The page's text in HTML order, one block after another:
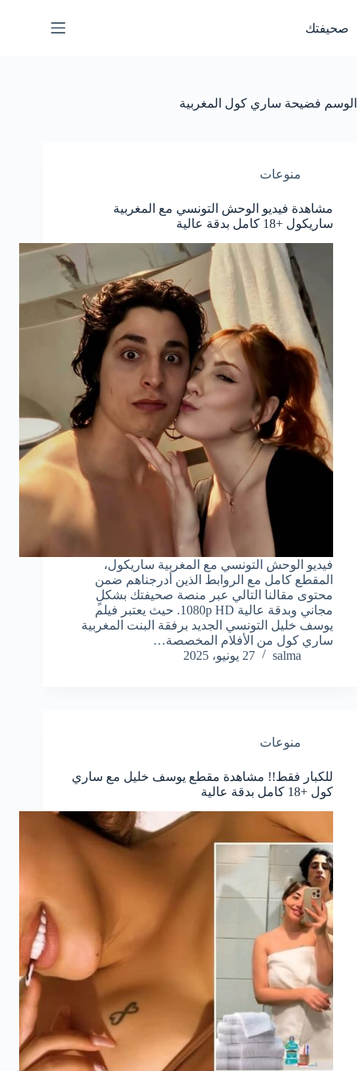
المحتوى
صحيفتك
الوسم فضيحة ساري كول المغربية
منوعات
مشاهدة فيديو الوحش التونسي مع المغربية
ساريكول +18 كامل بدقة عالية
فيديو الوحش التونسي مع المغربية ساريكول،
المقطع كامل مع الروابط الذين أدرجناهم ضمن
محتوى مقالنا التالي عبر منصة صحيفتك بشكلٍ
مجاني وبدقة عالية 1080p HD. حيث يعتبر فيلم
يوسف خليل التونسي الجديد برفقة البنت المغربية
ساري كول من الأفلام المخصصة…
salma
27 يونيو، 2025
منوعات
للكبار فقط!! مشاهدة مقطع يوسف خليل مع ساري
كول +18 كامل بدقة عالية